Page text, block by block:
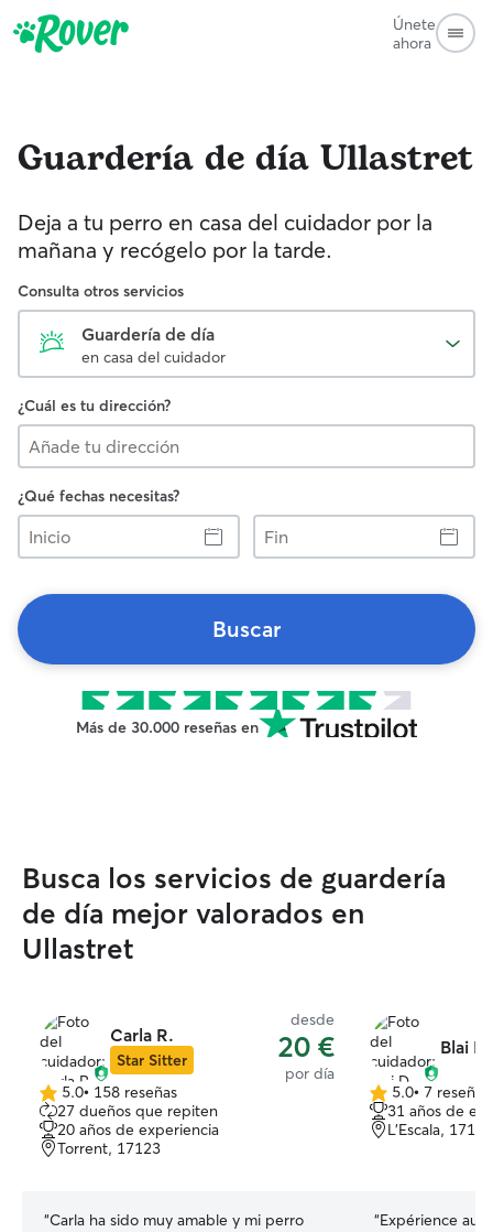
Únete
ahora
Guardería de día Ullastret
Deja a tu perro en casa del cuidador por la
mañana y recógelo por la tarde.
Consulta otros servicios
Guardería de día
en casa del cuidador
¿Cuál es tu dirección?
¿Qué fechas necesitas?
Inicio
Fin
Buscar
Más de 30.000 reseñas en
Busca los servicios de guardería
de día mejor valorados en
Ullastret
Carla R.
Star Sitter
desde
20 €
por día
5.0
de
5
estrellas
5.0• 158 reseñas
27 dueños que repiten
20 años de experiencia
Torrent, 17123
“Carla ha sido muy amable y mi perro
Blai D.
5.0
de
5
5.0• 7 reseñas
31 años de
L'Escala, 17130
“Expérience au